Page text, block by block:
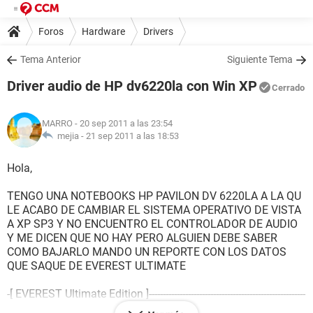
Foros Hardware Drivers
Tema Anterior Siguiente Tema
Driver audio de HP dv6220la con Win XP Cerrado
MARRO - 20 sep 2011 a las 23:54
mejia - 21 sep 2011 a las 18:53
Hola,
TENGO UNA NOTEBOOKS HP PAVILON DV 6220LA A LA QU
LE ACABO DE CAMBIAR EL SISTEMA OPERATIVO DE VISTA
A XP SP3 Y NO ENCUENTRO EL CONTROLADOR DE AUDIO
Y ME DICEN QUE NO HAY PERO ALGUIEN DEBE SABER
COMO BAJARLO MANDO UN REPORTE CON LOS DATOS
QUE SAQUE DE EVEREST ULTIMATE
-[ EVEREST Ultimate Edition ]--------------------------------------------------------